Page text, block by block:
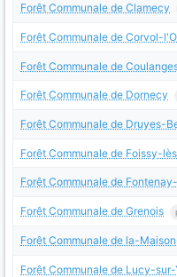
Forêt Communale de Clamecy
Forêt Communale de Corvol-
Forêt Communale de
Forêt Communale de Dornecy
Forêt Communale de Druyes-
Forêt Communale de Foissy-
Forêt Communale de
Forêt Communale de Grenois
Forêt Communale de la-
Forêt Communale de Lucy-sur-